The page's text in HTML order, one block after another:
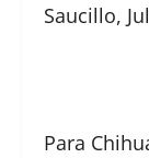
Saucillo,
Para